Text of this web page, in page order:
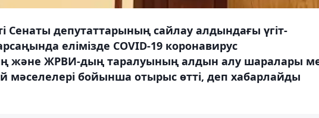
Сенаты депутаттарының сайлау алдындағы үгіт-
елімізде COVID-19 коронавирус
және ЖРВИ-дың таралуының алдын алу шаралары
бойынша отырыс өтті, деп хабарлайды